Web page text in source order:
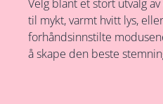
Velg blant et stort utvalg
til mykt, varmt hvitt lys,
forhåndsinnstilte
å skape den beste